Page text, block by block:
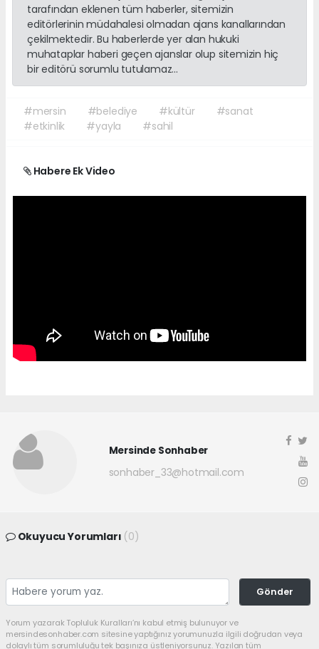
tarafından eklenen tüm haberler, sitemizin
editörlerinin müdahalesi olmadan ajans kanallarından
çekilmektedir. Bu haberlerde yer alan hukuki
muhataplar haberi geçen ajanslar olup sitemizin hiç
bir editörü sorumlu tutulamaz...
#mersin #belediye #kültür
#sanat
#etkinlik
#yayla #sahil
Habere Ek Video
Mersinde Sonhaber
sonhaber_33@hotmail.com
Okuyucu Yorumları (0)
Gönder
Yorum yazarak Topluluk Kuralları’nı kabul etmiş bulunuyor ve
mersindesonhaber.com sitesine yaptığınız yorumunuzla ilgili doğrudan veya
dolaylı tüm sorumluluğu tek başınıza üstleniyorsunuz. Yazılan tüm